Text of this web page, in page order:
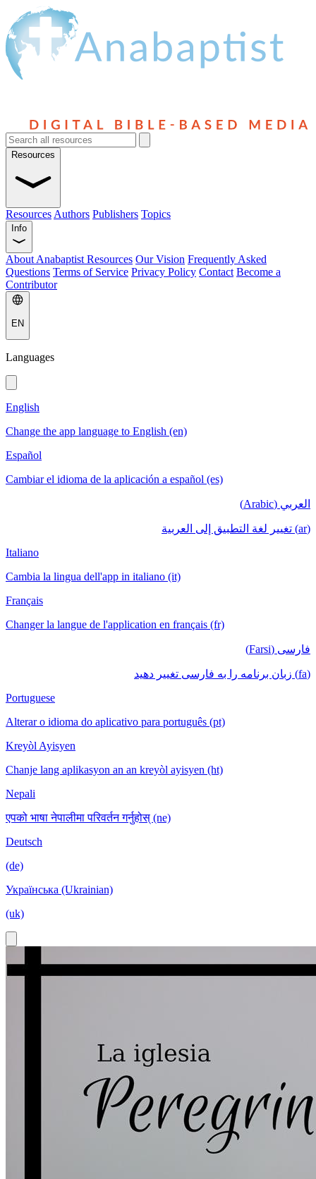
Resources
Resources Authors Publishers Topics
Info
About Anabaptist Resources Our Vision Frequently Asked
Questions Terms of Service Privacy Policy Contact Become a
Contributor
EN
Languages
English
Change the app language to English (en)
Español
Cambiar el idioma de la aplicación a español (es)
العربي (Arabic)
(ar) تغيير لغة التطبيق إلى العربية
Italiano
Cambia la lingua dell'app in italiano (it)
Français
Changer la langue de l'application en français (fr)
فارسی (Farsi)
(fa) زبان برنامه را به فارسی تغییر دهید
Portuguese
Alterar o idioma do aplicativo para português (pt)
Kreyòl Ayisyen
Chanje lang aplikasyon an an kreyòl ayisyen (ht)
Nepali
एपको भाषा नेपालीमा परिवर्तन गर्नुहोस् (ne)
Deutsch
(de)
Українська (Ukrainian)
(uk)